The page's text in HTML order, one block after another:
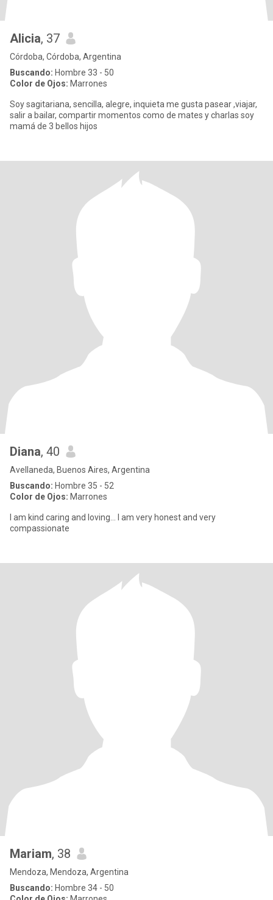
Alicia, 37
Córdoba, Córdoba, Argentina
Buscando: Hombre 33 - 50
Color de Ojos: Marrones
Soy sagitariana, sencilla, alegre, inquieta me gusta pasear ,viajar,
salir a bailar, compartir momentos como de mates y charlas soy
mamá de 3 bellos hijos
Diana, 40
Avellaneda, Buenos Aires, Argentina
Buscando: Hombre 35 - 52
Color de Ojos: Marrones
I am kind caring and loving... I am very honest and very
compassionate
Mariam, 38
Mendoza, Mendoza, Argentina
Buscando: Hombre 34 - 50